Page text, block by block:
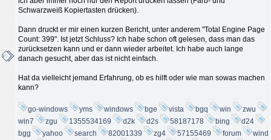
Schwarzweiß Kopiertasten drücken).
Dann druckt er mir einen kurzen Bericht, unter anderem "Total Engine Page
Count: 399". Ist jetzt Schluss? Ich habe schon oft gelesen, dass man das
zurücksetzen kann und er dann wieder arbeitet. Ich habe auch lange
danach gesucht, aber das ist nicht einfach.
Hat da vielleicht jemand Erfahrung, ob es hilft oder wie man sowas machen
kann?
go-windows yms windows bge vista bgq win
zwu
win7
zgu 1355534169 d2k d2s 58187178 bing
d24
bgg
yahoo search 82001339 zg4 57155469 forum
wind